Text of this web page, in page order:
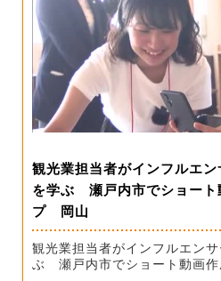
観光業担当者がインフルエ
を学ぶ 瀬戸内市でショート
プ 岡山
観光業担当者がインフルエン
ぶ 瀬戸内市でショート動画